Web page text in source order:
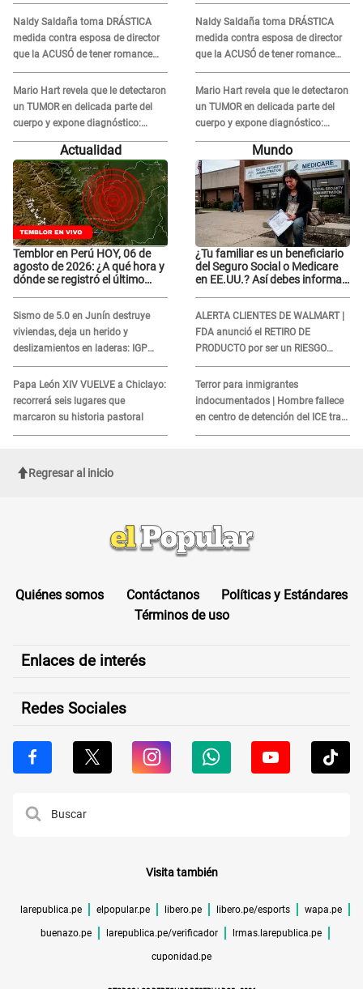
en 'La Bella Luz' tras caso
Naldy Saldaña
Naldy Saldaña toma DRÁSTICA
medida contra esposa de director
que la ACUSÓ de tener romance
con él: "Muy triste..."
Mario Hart revela que le detectaron
un TUMOR en delicada parte del
cuerpo y expone diagnóstico:
"Dolores muy fuertes..."
en 'La Bella Luz' tras caso
Naldy Saldaña
Naldy Saldaña toma DRÁSTICA
medida contra esposa de director
que la ACUSÓ de tener romance
con él: "Muy triste..."
Mario Hart revela que le detectaron
un TUMOR en delicada parte del
cuerpo y expone diagnóstico:
"Dolores muy fuertes..."
Actualidad
Temblor en Perú HOY, 06 de
agosto de 2026: ¿A qué hora y
dónde se registró el último
Sismo de 5.0 en Junín destruye
viviendas, deja un herido y
deslizamientos en laderas: IGP
alerta sobre posibles réplicas
Papa León XIV VUELVE a Chiclayo:
recorrerá seis lugares que
marcaron su historia pastoral
Mundo
¿Tu familiar es un beneficiario
del Seguro Social o Medicare
en EE.UU.? Así debes informar
ALERTA CLIENTES DE WALMART |
FDA anunció el RETIRO DE
PRODUCTO por ser un RIESGO
MORTAL para consumidores: ¿Cuál
es?
Terror para inmigrantes
indocumentados | Hombre fallece
en centro de detención del ICE tras
sufrir una "emergencia médica"
Regresar al inicio
Quiénes somos Contáctanos
Políticas y Estándares
Términos de uso
Enlaces de interés
Redes Sociales
Visita también
larepublica.pe elpopular.pe libero.pe libero.pe/esports wapa.pe
buenazo.pe larepublica.pe/verificador lrmas.larepublica.pe
cuponidad.pe